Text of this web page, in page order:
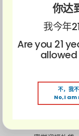
酒
Kokuryu Awa Jo
Premium
Jean-Marc
Bourgogne
Chardonnay
你达
我今年
Are you 21
不，我
No, I